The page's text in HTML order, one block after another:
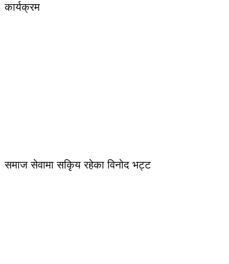
कार्यक्रम
समाज सेवामा सकिृय रहेका विनोद भट्ट